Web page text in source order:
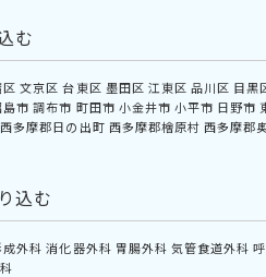
む
文京区 台東区 墨田区 江東区 品川区 目黒
島市 調布市 町田市 小金井市 小平市 日野市
西多摩郡日の出町 西多摩郡檜原村 西多摩郡
込む
成外科 消化器外科 胃腸外科 気管食道外科